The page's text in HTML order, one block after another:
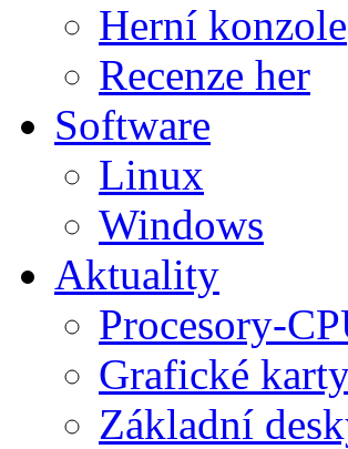
Herní konzole
Recenze her
Software
Linux
Windows
Aktuality
Procesory-
Grafické
Základní